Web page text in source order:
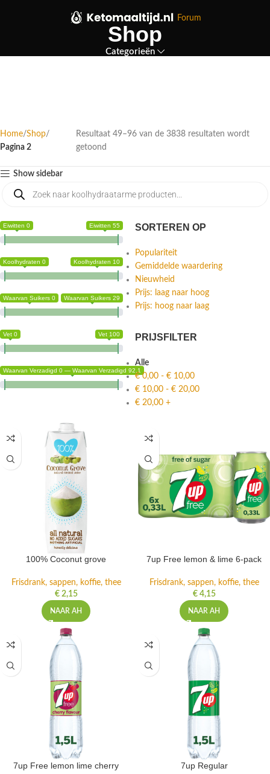
Forum
Shop
Categorieën
Home Shop
Pagina 2
Resultaat 49–96 van de 3838 resultaten wordt
getoond
Show sidebar
Eiwitten 0 Eiwitten 55
Koolhydraten 0 Koolhydraten 10
Waarvan Suikers 0 Waarvan Suikers 29
Vet 0 Vet 100
Waarvan Verzadigd 0 — Waarvan Verzadigd 92.1
SORTEREN OP
Populariteit
Gemiddelde waardering
Nieuwheid
Prijs: laag naar hoog
Prijs: hoog naar laag
PRIJSFILTER
Alle
€0,00 - € 10,00
€ 10,00 - € 20,00
€ 20,00 +
100% Coconut grove
Frisdrank, sappen, koffie, thee
€2,15
NAAR AH
7up Free lemon & lime 6-pack
Frisdrank, sappen, koffie, thee
€4,15
NAAR AH
7up Free lemon lime cherry 7up Regular